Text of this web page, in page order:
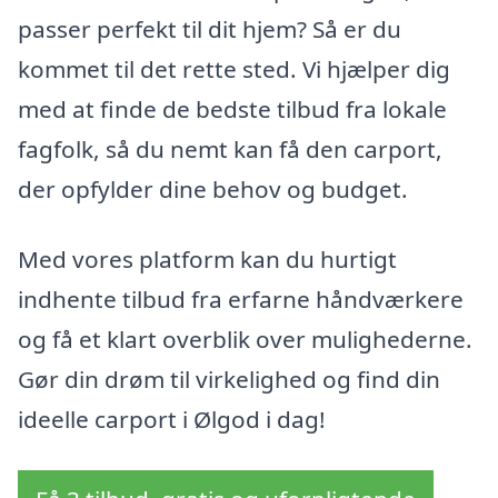
passer perfekt til dit hjem? Så er du
kommet til det rette sted. Vi hjælper dig
med at finde de bedste tilbud fra lokale
fagfolk, så du nemt kan få den carport,
der opfylder dine behov og budget.
Med vores platform kan du hurtigt
indhente tilbud fra erfarne håndværkere
og få et klart overblik over mulighederne.
Gør din drøm til virkelighed og find din
ideelle carport i Ølgod i dag!